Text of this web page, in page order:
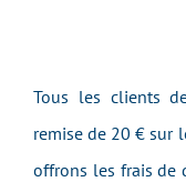
Tous les clients
remise de 20 € sur
offrons les frais de